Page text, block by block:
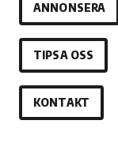
ANNONSERA
TIPSA OSS
KONTAKT